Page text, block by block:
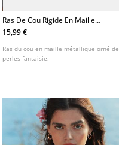
Ras De Cou Rigide En Maille
Metallique
15,99 €
Ras du cou en maille métallique orné de
perles fantaisie.